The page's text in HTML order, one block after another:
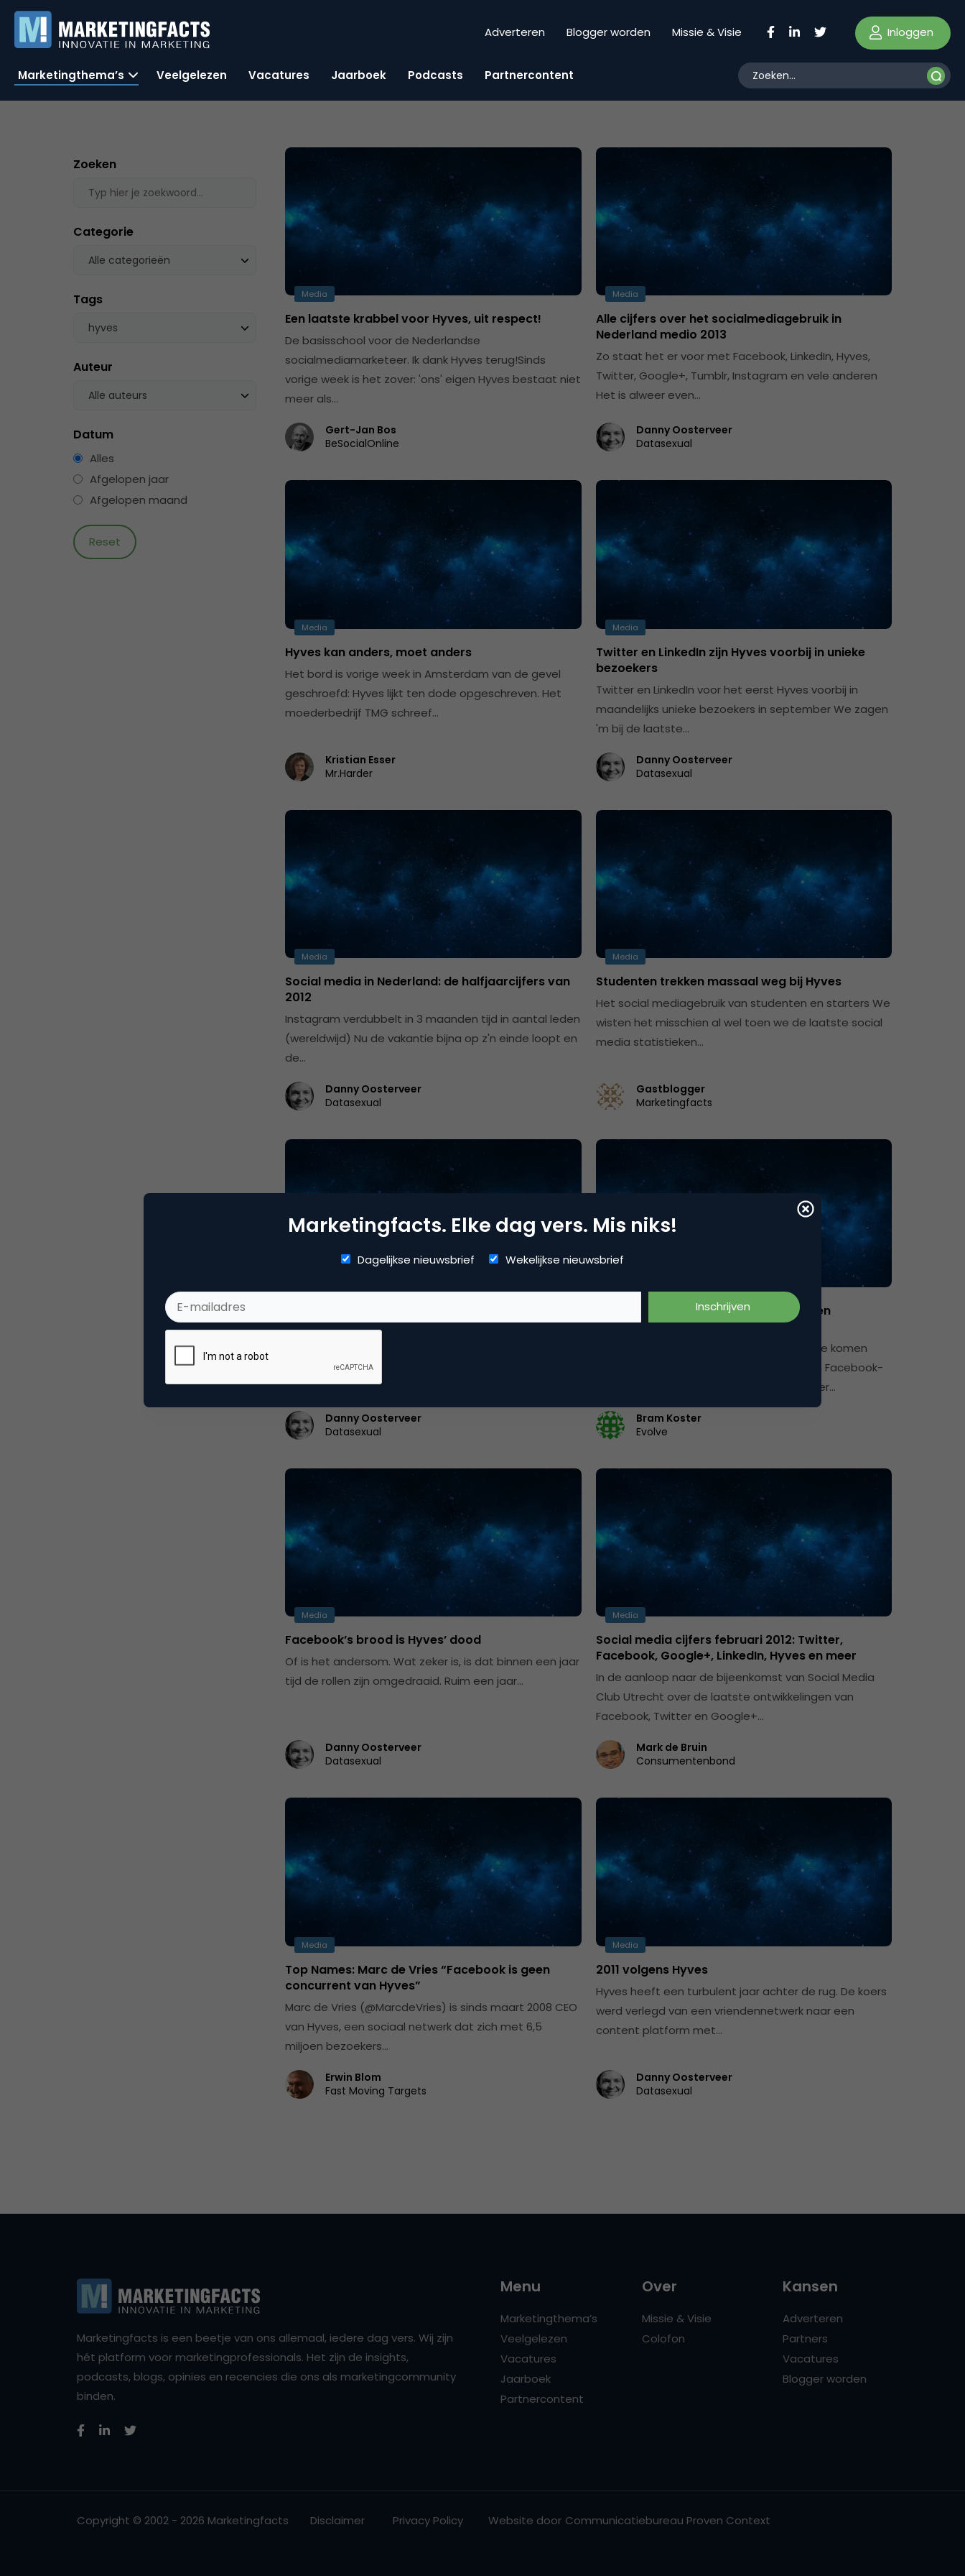
Adverteren Blogger worden Missie & Visie Inloggen
Marketingthema’s Veelgelezen Vacatures Jaarboek Podcasts Partnercontent
Zoeken
Categorie
Alle categorieën
Tags
hyves
Auteur
Alle auteurs
Datum
Alles
Afgelopen jaar
Afgelopen maand
Media
Een laatste krabbel voor Hyves, uit respect!
De basisschool voor de Nederlandse
socialmediamarketeer. Ik dank Hyves terug!Sinds
vorige week is het zover: 'ons' eigen Hyves bestaat niet
meer als…
Gert-Jan Bos
BeSocialOnline
Media
Alle cijfers over het socialmediagebruik in
Nederland medio 2013
Zo staat het er voor met Facebook, LinkedIn, Hyves,
Twitter, Google+, Tumblr, Instagram en vele anderen
Het is alweer even…
Danny Oosterveer
Datasexual
Media
Hyves kan anders, moet anders
Het bord is vorige week in Amsterdam van de gevel
geschroefd: Hyves lijkt ten dode opgeschreven. Het
moederbedrijf TMG schreef…
Kristian Esser
Mr.Harder
Media
Twitter en LinkedIn zijn Hyves voorbij in unieke
bezoekers
Twitter en LinkedIn voor het eerst Hyves voorbij in
maandelijks unieke bezoekers in september We zagen
'm bij de laatste…
Danny Oosterveer
Datasexual
Media
Social media in Nederland: de halfjaarcijfers van
2012
Instagram verdubbelt in 3 maanden tijd in aantal leden
(wereldwijd) Nu de vakantie bijna op z'n einde loopt en
de…
Danny Oosterveer
Datasexual
Media
Studenten trekken massaal weg bij Hyves
Het social mediagebruik van studenten en starters We
wisten het misschien al wel toen we de laatste social
media statistieken…
Gastblogger
Marketingfacts
Facebook, Google+, LinkedIn, Hyves en meer
recapituleren wat er de afgelopen maand naar buiten
is gebracht qua…
Danny Oosterveer
Datasexual
Hyves: relevant voor klantonderzoek en
crowdsourcing
Van Gouden Standaard naar co-creatie Ze komen
regelmatig voorbij, de LinkedIn, Twitter- en Facebook-
polls. Het is immers een eenvoudige manier…
Bram Koster
Evolve
Media
Facebook’s brood is Hyves’ dood
Of is het andersom. Wat zeker is, is dat binnen een jaar
tijd de rollen zijn omgedraaid. Ruim een jaar…
Danny Oosterveer
Datasexual
Media
Social media cijfers februari 2012: Twitter,
Facebook, Google+, LinkedIn, Hyves en meer
In de aanloop naar de bijeenkomst van Social Media
Club Utrecht over de laatste ontwikkelingen van
Facebook, Twitter en Google+…
Mark de Bruin
Consumentenbond
Media
Top Names: Marc de Vries “Facebook is geen
concurrent van Hyves”
Marc de Vries (@MarcdeVries) is sinds maart 2008 CEO
van Hyves, een sociaal netwerk dat zich met 6,5
miljoen bezoekers…
Erwin Blom
Fast Moving Targets
Media
2011 volgens Hyves
Hyves heeft een turbulent jaar achter de rug. De koers
werd verlegd van een vriendennetwerk naar een
content platform met…
Danny Oosterveer
Datasexual
Marketingfacts. Elke dag vers. Mis niks!
Dagelijkse nieuwsbrief Wekelijkse nieuwsbrief
Marketingfacts is een beetje van ons allemaal, iedere dag vers. Wij zijn
hét platform voor marketingprofessionals. Het zijn de insights,
podcasts, blogs, opinies en recencies die ons als marketingcommunity
binden.
Menu
Marketingthema’s
Veelgelezen
Vacatures
Jaarboek
Partnercontent
Over
Missie & Visie
Colofon
Kansen
Adverteren
Partners
Vacatures
Blogger worden
Copyright © 2002 - 2026 Marketingfacts Disclaimer Privacy Policy Website door Communicatiebureau Proven Context